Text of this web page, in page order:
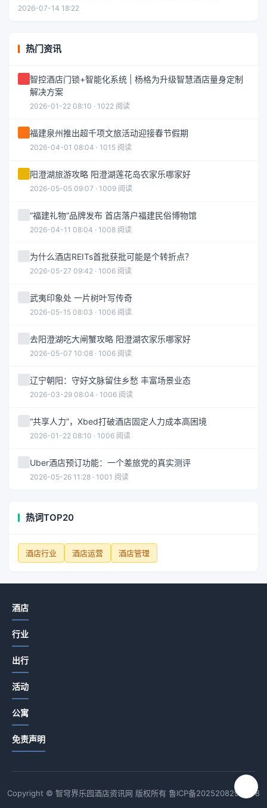
2026-07-14 18:22
热门资讯
智控酒店门锁+智能化系统 | 杨格为升级智慧酒店量身定制
解决方案
2026-01-22 08:10 · 1022 阅读
福建泉州推出超千项文旅活动迎接春节假期
2026-04-01 08:04 · 1015 阅读
阳澄湖旅游攻略 阳澄湖莲花岛农家乐哪家好
2026-05-05 09:07 · 1009 阅读
“福建礼物”品牌发布 首店落户福建民俗博物馆
2026-04-11 08:04 · 1008 阅读
为什么酒店REITs首批获批可能是个转折点？
2026-05-27 09:42 · 1006 阅读
武夷印象处 一片树叶写传奇
2026-05-15 08:03 · 1006 阅读
去阳澄湖吃大闸蟹攻略 阳澄湖农家乐哪家好
2026-05-07 10:08 · 1006 阅读
辽宁朝阳：守好文脉留住乡愁 丰富场景业态
2026-03-29 08:04 · 1006 阅读
“共享人力”，Xbed打破酒店固定人力成本高困境
2026-01-22 08:10 · 1006 阅读
Uber酒店预订功能：一个差旅党的真实测评
2026-05-26 11:28 · 1001 阅读
热词TOP20
酒店行业 酒店运营 酒店管理
酒店
行业
出行
活动
公寓
免责声明
Copyright © 智穹界乐园酒店资讯网 版权所有 鲁ICP备2025208294号-8